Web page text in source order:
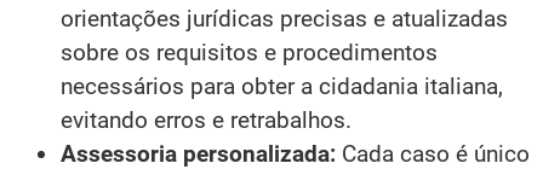
orientações jurídicas precisas e atualizadas
sobre os requisitos e procedimentos
necessários para obter a cidadania italiana,
evitando erros e retrabalhos.
Assessoria personalizada: Cada caso é único